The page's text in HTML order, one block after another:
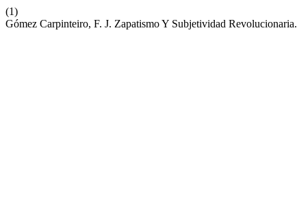
(1)
Gómez Carpinteiro, F. J. Zapatismo Y Subjetividad Revolucionaria.